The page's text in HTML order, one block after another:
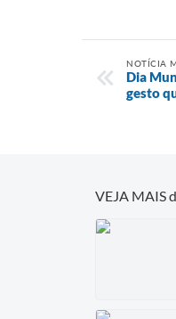
NOTÍCIA
Dia
gesto
VEJA MAIS